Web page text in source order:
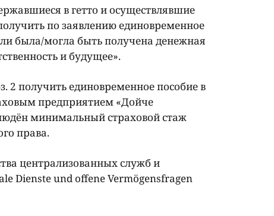
в гетто и осуществлявшие
по заявлению единовременное
была/могла быть получена денежная
и будущее».
2 получить единовременное пособие в
предприятием «Дойче
минимальный страховой стаж
права.
централизованных служб и
Dienste und offene Vermögensfragen